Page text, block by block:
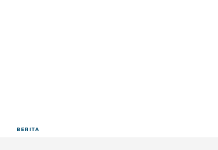
BERITA